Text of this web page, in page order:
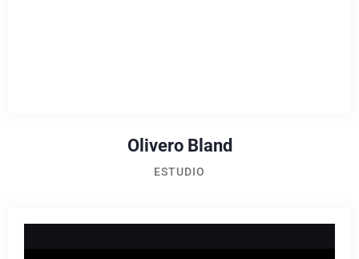
Olivero Bland
ESTUDIO